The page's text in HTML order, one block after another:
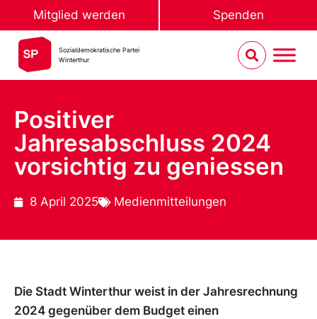
Mitglied werden Spenden
Sozialdemokratische Partei
Winterthur
Positiver
Jahresabschluss 2024
vorsichtig zu geniessen
8 April 2025 Medienmitteilungen
Die Stadt Winterthur weist in der Jahresrechnung
2024 gegenüber dem Budget einen